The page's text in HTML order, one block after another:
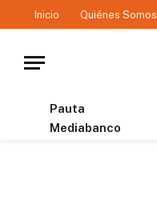
Inicio Quiénes Somos
Pauta
Mediabanco